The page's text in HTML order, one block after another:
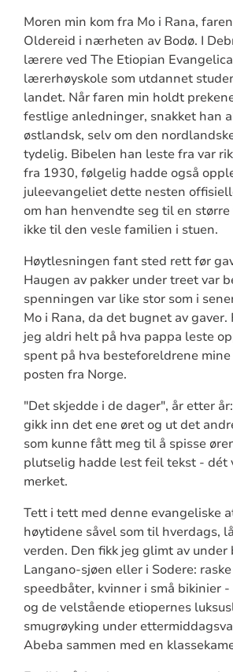
Moren min kom fra Mo i Rana,
Oldereid i nærheten av Bodø. I
lærere ved The Etiopian
lærerhøyskole som utdannet
landet. Når faren min holdt
festlige anledninger, snakket han
østlandsk, selv om den
tydelig. Bibelen han leste fra var
fra 1930, følgelig hadde også
juleevangeliet dette nesten
om han henvendte seg til en
ikke til den vesle familien i stuen.
Høytlesningen fant sted rett før
Haugen av pakker under treet var
spenningen var like stor som i
Mo i Rana, da det bugnet av
jeg aldri helt på hva pappa leste
spent på hva besteforeldrene
posten fra Norge.
"Det skjedde i de dager", år etter
gikk inn det ene øret og ut det
som kunne fått meg til å spisse
plutselig hadde lest feil tekst - dét
merket.
Tett i tett med denne evangeliske
høytidene såvel som til hverdags,
verden. Den fikk jeg glimt av under
Langano-sjøen eller i Sodere:
speedbåter, kvinner i små bikinier
og de velstående etiopernes
smugrøyking under
Abeba sammen med en